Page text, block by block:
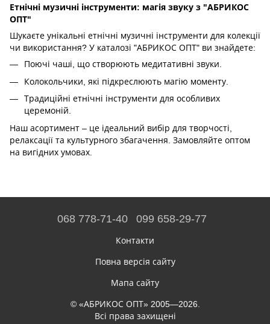
Етнічні музичні інструменти: магія звуку з "АБРИКОС
ОПТ"
Шукаєте унікальні етнічні музичні інструменти для колекції
чи використання? У каталозі "АБРИКОС ОПТ" ви знайдете:
Поючі чаші, що створюють медитативні звуки.
Колокольчики, які підкреслюють магію моменту.
Традиційні етнічні інструменти для особливих
церемоній.
Наш асортимент – це ідеальний вибір для творчості,
релаксації та культурного збагачення. Замовляйте оптом
на вигідних умовах.
068 778-71-40 099 658-29-77
Контакти
Повна версія сайту
Мапа сайту
© «АБРИКОС ОПТ» 2005—2026.
Всі права захищені